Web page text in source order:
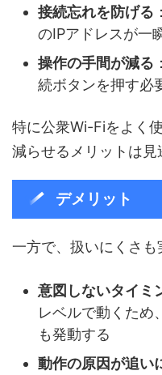
接続忘れを防げる
のIPアドレスが一
操作の手間が減る
続ボタンを押す必
特に公衆Wi-Fiをよく
減らせるメリットは見
デメリット
一方で、扱いにくさも
意図しないタイミ
レベルで動くため
も発動する
動作の原因が追い